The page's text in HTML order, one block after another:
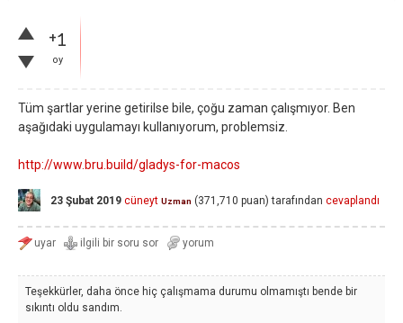
+1
oy
Tüm şartlar yerine getirilse bile, çoğu zaman çalışmıyor. Ben
aşağıdaki uygulamayı kullanıyorum, problemsiz.
http://www.bru.build/gladys-for-macos
23 Şubat 2019 cüneyt Uzman (371,710 puan) tarafından cevaplandı
Teşekkürler, daha önce hiç çalışmama durumu olmamıştı bende bir
sıkıntı oldu sandım.